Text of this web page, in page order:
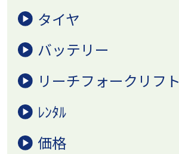
タイヤ
バッテリー
リーチフォークリフト
ﾚﾝﾀﾙ
価格